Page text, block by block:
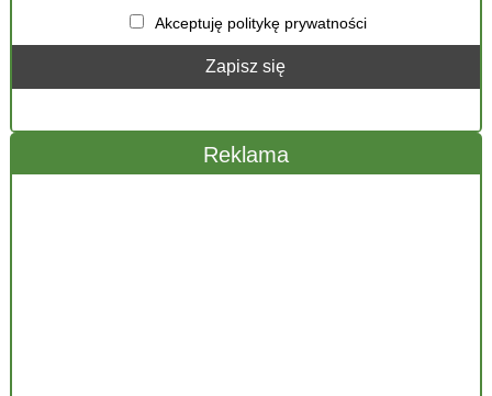
Akceptuję politykę prywatności
Reklama